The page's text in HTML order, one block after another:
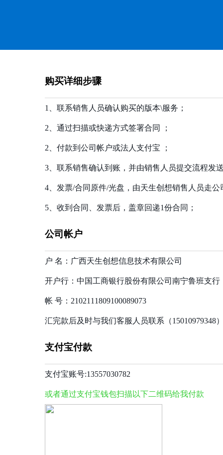
购买详细步骤
1、联系销售人员确认购买的版本\服务；
2、通过扫描或快递方式签署合同 ；
2、付款到公司帐户或法人支付宝 ；
3、联系销售确认到账，并由销售人员提交流程发
4、发票/合同原件/光盘，由天生创想销售人员走
5、收到合同、发票后，盖章回递1份合同；
公司帐户
户 名：广西天生创想信息技术有限公司
开户行：中国工商银行股份有限公司南宁鲁班支行
帐 号：2102111809100089073
汇完款后及时与我们客服人员联系（15010979348
支付宝付款
支付宝账号:13557030782
或者通过支付宝钱包扫描以下二维码给我付款